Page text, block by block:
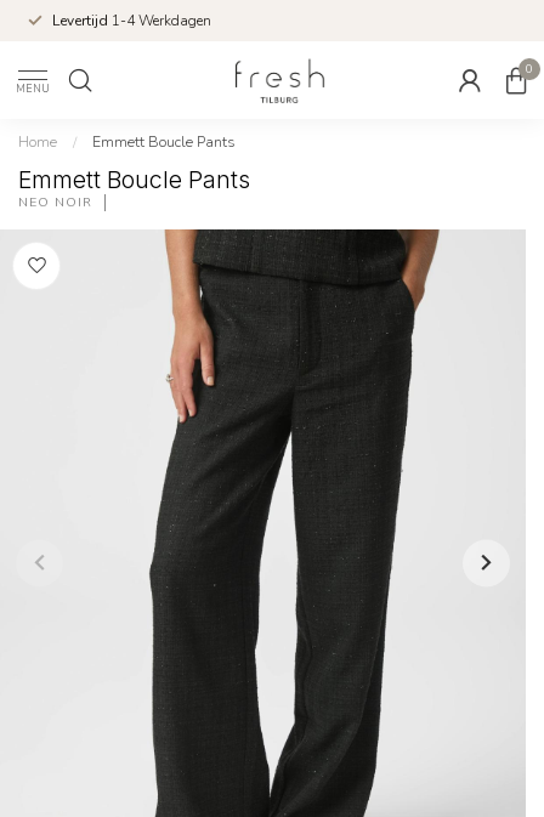
Levertijd 1-4 Werkdagen
MENU
0
Home / Emmett Boucle Pants
Emmett Boucle Pants
NEO NOIR